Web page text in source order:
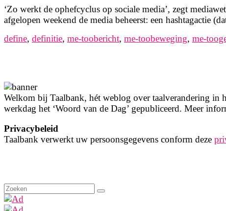
‘Zo werkt de ophefcyclus op sociale media’, zegt
afgelopen weekend de media beheerst: een hashtagactie
define, definitie, me-toobericht, me-toobeweging, me-
Welkom bij Taalbank, hét weblog over taalverandering in
werkdag het ‘Woord van de Dag’ gepubliceerd. Meer
Privacybeleid
Taalbank verwerkt uw persoonsgegevens conform deze
Zoeken
naar: